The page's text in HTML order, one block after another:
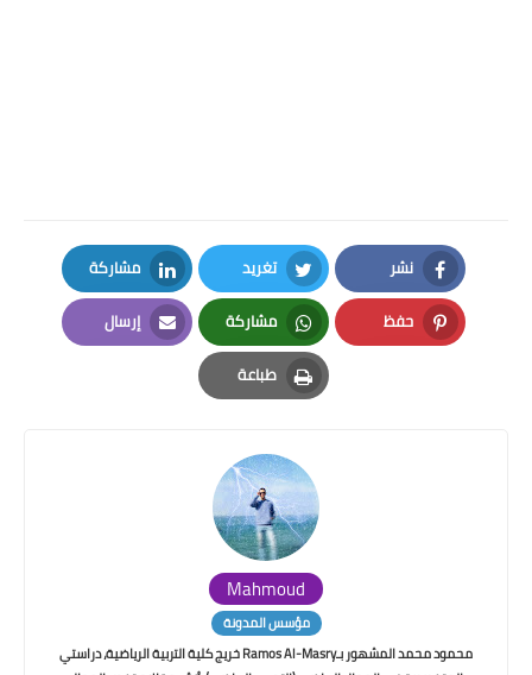
نشر
Facebook
تغريد
Twitter
مشاركة
LinkedIn
حفظ
Pinterest
مشاركة
Whatsapp
إرسال
Email
طباعة
Print
Mahmoud
مؤسس المدونة
محمود محمد المشهور بـRamos Al-Masry خريج كلية التربية الرياضية، دراستي